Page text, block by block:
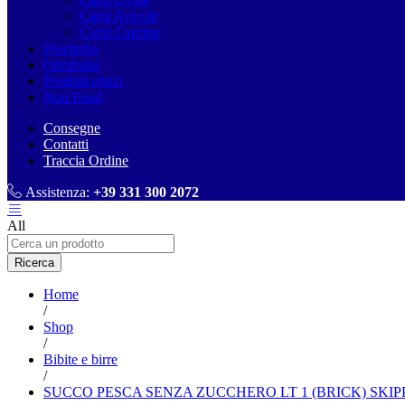
Carni Avicole
Carni Caprine
Pescheria
Ortofrutta
Prodotti etnici
Non Food
Consegne
Contatti
Traccia Ordine
Assistenza: +39 331 300 2072
All
Ricerca
Home
/
Shop
/
Bibite e birre
/
SUCCO PESCA SENZA ZUCCHERO LT 1 (BRICK)